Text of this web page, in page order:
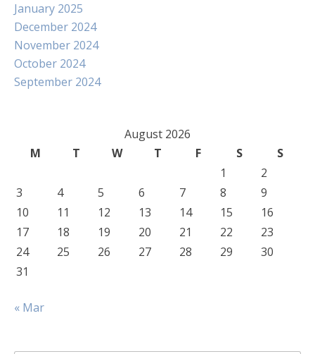
January 2025
December 2024
November 2024
October 2024
September 2024
August 2026
M
T W T F S
S
1
2
3
4 5 6 7 8
9
10
11 12 13 14 15
16
17
18 19 20 21 22
23
24
25 26 27 28 29
30
31
« Mar